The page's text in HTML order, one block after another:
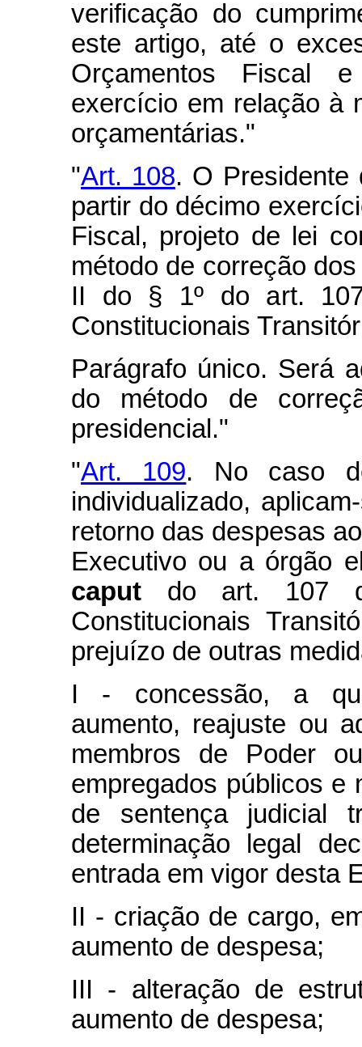
verificação do
este artigo, até o
Orçamentos Fiscal
exercício em relação à
orçamentárias."
"Art. 108. O Presidente
partir do décimo
Fiscal, projeto de lei
método de correção
II do § 1º do art.
Constitucionais
Parágrafo único. Será
do método de
presidencial."
"Art. 109. No caso
individualizado,
retorno das despesas
Executivo ou a órgão
caput do art. 107
Constitucionais
prejuízo de outras
I - concessão, a
aumento, reajuste ou
membros de Poder
empregados públicos e
de sentença judicial
determinação legal
entrada em vigor desta
II - criação de cargo,
aumento de despesa;
III - alteração de
aumento de despesa;